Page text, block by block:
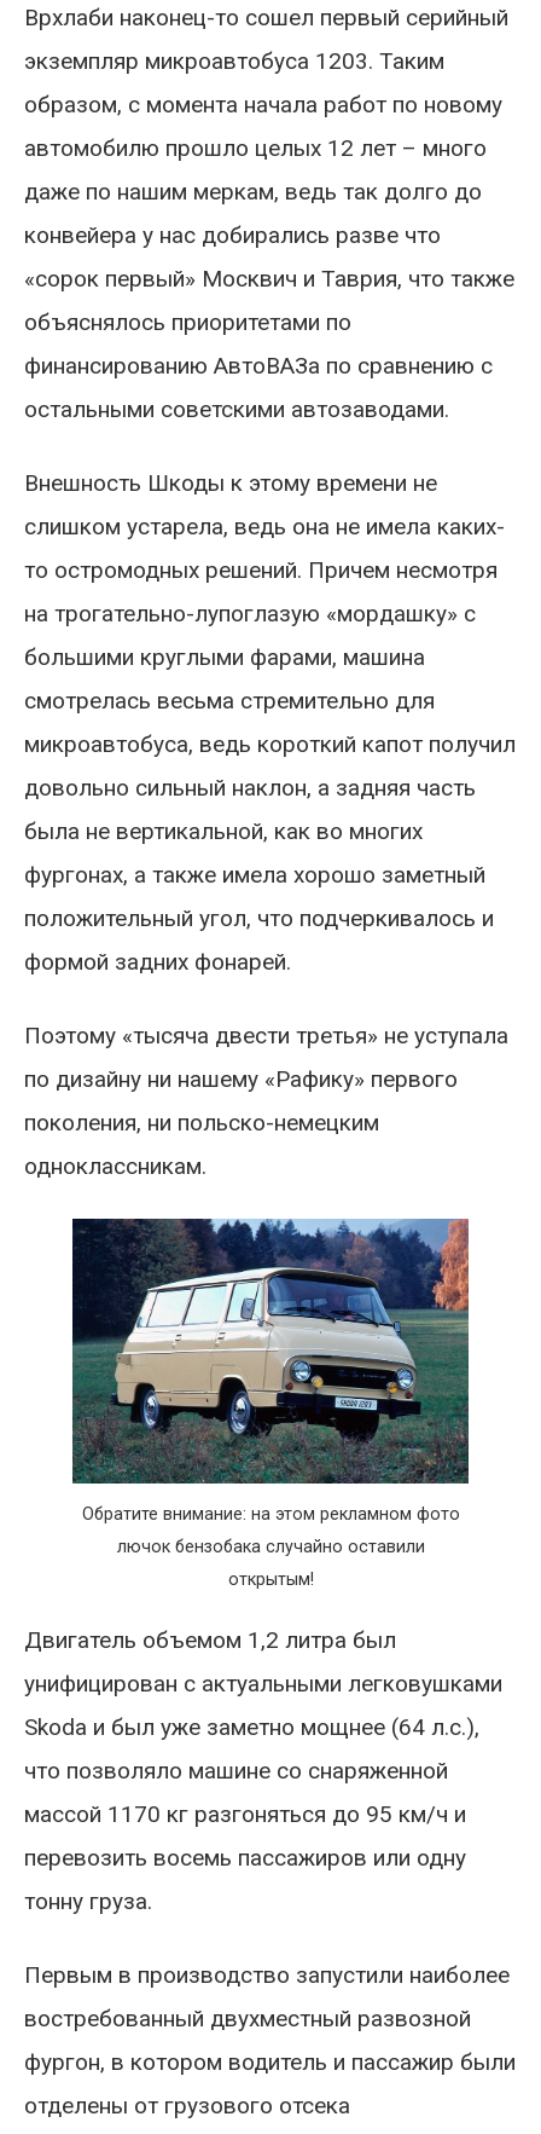
Врхлаби наконец-то сошел первый серийный
экземпляр микроавтобуса 1203. Таким
образом, с момента начала работ по новому
автомобилю прошло целых 12 лет – много
даже по нашим меркам, ведь так долго до
конвейера у нас добирались разве что
«сорок первый» Москвич и Таврия, что также
объяснялось приоритетами по
финансированию АвтоВАЗа по сравнению с
остальными советскими автозаводами.
Внешность Шкоды к этому времени не
слишком устарела, ведь она не имела каких-
то остромодных решений. Причем несмотря
на трогательно-лупоглазую «мордашку» с
большими круглыми фарами, машина
смотрелась весьма стремительно для
микроавтобуса, ведь короткий капот получил
довольно сильный наклон, а задняя часть
была не вертикальной, как во многих
фургонах, а также имела хорошо заметный
положительный угол, что подчеркивалось и
формой задних фонарей.
Поэтому «тысяча двести третья» не уступала
по дизайну ни нашему «Рафику» первого
поколения, ни польско-немецким
одноклассникам.
Обратите внимание: на этом рекламном фото
лючок бензобака случайно оставили
открытым!
Двигатель объемом 1,2 литра был
унифицирован с актуальными легковушками
Skoda и был уже заметно мощнее (64 л.с.),
что позволяло машине со снаряженной
массой 1170 кг разгоняться до 95 км/ч и
перевозить восемь пассажиров или одну
тонну груза.
Первым в производство запустили наиболее
востребованный двухместный развозной
фургон, в котором водитель и пассажир были
отделены от грузового отсека